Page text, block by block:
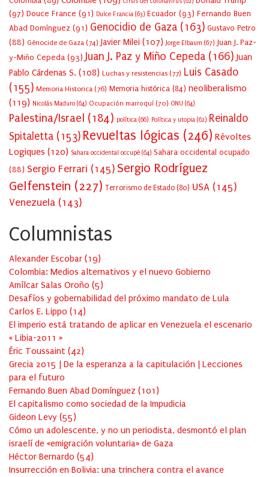
(97) Douce France (91) Dulce Francia (63) Ecuador (93) Fernando Buen
Abad Domínguez (91) Genocidio de Gaza (163) Gustavo Petro
(88) Génocide de Gaza (74) Javier Milei (107) Jorge Elbaum (67) Juan J. Paz-
y-Miño Cepeda (93) Juan J. Paz y Miño Cepeda (166) Juan
Pablo Cárdenas S. (108) Luchas y resistencias (77) Luis Casado
(155) Memoria Historica (76) Memoria histórica (84) neoliberalismo
(119) Nicolás Maduro (64) Ocupación marroquí (70) ONU (64)
Palestina/Israel (184) política (66) Política y utopia (62) Reinaldo
Spitaletta (153) Revueltas lógicas (246) Révoltes
Logiques (120) Sahara occidental occupé (64) Sahara occidental ocupado
(88) Sergio Ferrari (145) Sergio Rodríguez
Gelfenstein (227) Terrorismo de Estado (80) USA (145)
Venezuela (143)
Columnistas
Alexander Escobar (19)
Colombia: Medios alternativos y el nuevo Gobierno
Amílcar Salas Oroño (5)
Desafíos y gobernabilidad del próximo mandato de Lula
Carlos E. Lippo (14)
El imperio está tratando de aplicar en Venezuela el escenario
« Libia-2011 »
Éric Toussaint (42)
Grecia 2015 | De la esperanza a la capitulación | Lecciones
para el futuro
Fernando Buen Abad Domínguez (101 )
El capitalismo como sociedad de la Impudicia
Gideon Levy (55)
Cómo un adolescente, y no un periodista, desmontó el plan
israelí de «emigración voluntaria» de Gaza
Héctor Bernardo (54)
Insurrección en Bolivia: una trinchera contra el avance